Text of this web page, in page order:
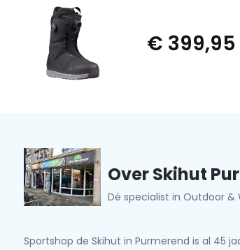
zitten in de hiel van je band. Een stevige
voegt een vleugje meer stijl toe. Aan de
voering, waarmee je de pasvorm kunt
rechtstreeks uit de doos. De Altai is een
€ 399,95
Over Skihut
Dé specialist in Outdoor &
Sportshop de Skihut in Purmerend is al 45